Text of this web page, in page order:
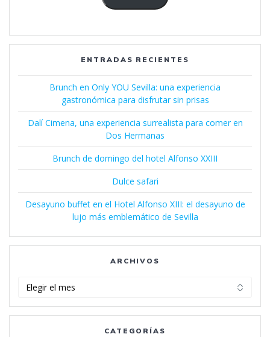
ENTRADAS RECIENTES
Brunch en Only YOU Sevilla: una experiencia
gastronómica para disfrutar sin prisas
Dalí Cimena, una experiencia surrealista para comer en
Dos Hermanas
Brunch de domingo del hotel Alfonso XXIII
Dulce safari
Desayuno buffet en el Hotel Alfonso XIII: el desayuno de
lujo más emblemático de Sevilla
ARCHIVOS
CATEGORÍAS